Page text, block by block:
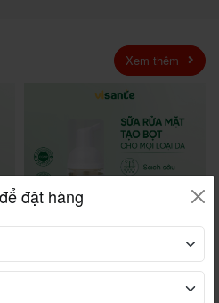
Xem thêm
Sữa rửa mặt cho da dầu và
đặt hàng